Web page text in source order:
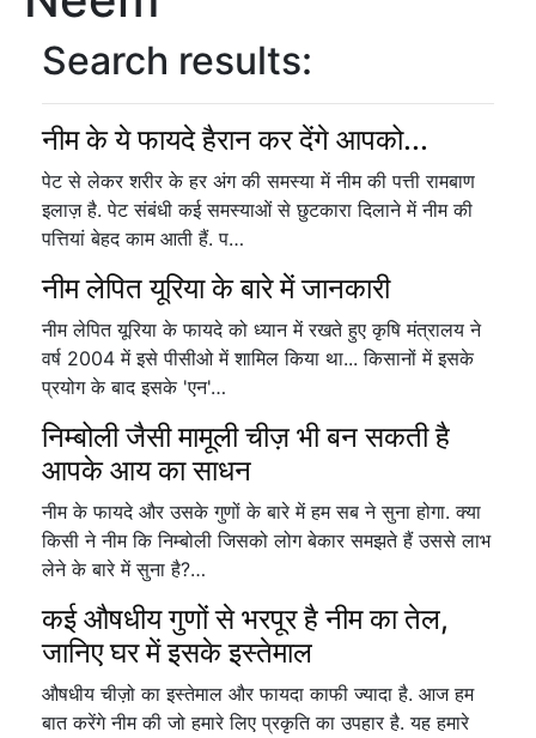
Search results:
नीम के ये फायदे हैरान कर देंगे आपको...
पेट से लेकर शरीर के हर अंग की समस्या में नीम की पत्ती रामबाण
इलाज़ है. पेट संबंधी कई समस्याओं से छुटकारा दिलाने में नीम की
पत्तियां बेहद काम आती हैं. प…
नीम लेपित यूरिया के बारे में जानकारी
नीम लेपित यूरिया के फायदे को ध्यान में रखते हुए कृषि मंत्रालय ने
वर्ष 2004 में इसे पीसीओ में शामिल किया था... किसानों में इसके
प्रयोग के बाद इसके 'एन'…
निम्बोली जैसी मामूली चीज़ भी बन सकती है
आपके आय का साधन
नीम के फायदे और उसके गुणों के बारे में हम सब ने सुना होगा. क्या
किसी ने नीम कि निम्बोली जिसको लोग बेकार समझते हैं उससे लाभ
लेने के बारे में सुना है?…
कई औषधीय गुणों से भरपूर है नीम का तेल,
जानिए घर में इसके इस्तेमाल
औषधीय चीज़ो का इस्तेमाल और फायदा काफी ज्यादा है. आज हम
बात करेंगे नीम की जो हमारे लिए प्रकृति का उपहार है. यह हमारे